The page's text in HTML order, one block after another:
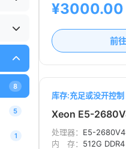
8
5
1
¥3000.00
前
库存:充足或没开控制
Xeon E5-
处理器： E5-
内 存： 512G DDR4